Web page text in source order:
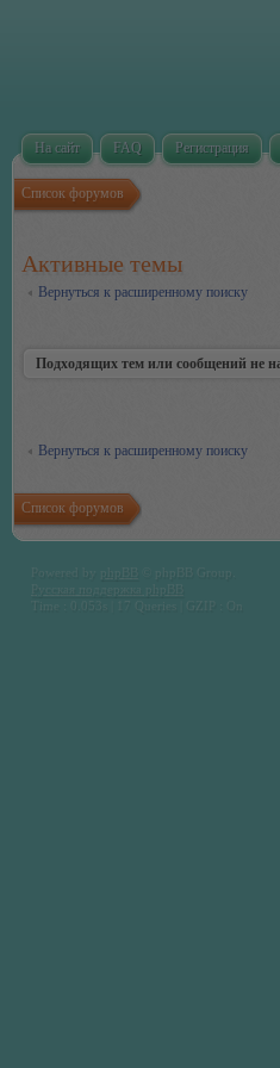
На сайт FAQ Регистрация
Список форумов
Активные темы
Вернуться к расширенному поиску
Подходящих тем или сообщений не
Вернуться к расширенному поиску
Список форумов
Time : 0.053s | 17 Queries | GZIP : On